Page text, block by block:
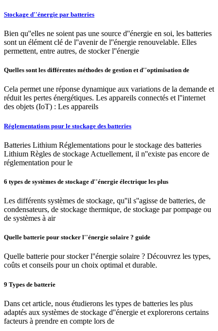
Stockage d''énergie par batteries
Bien qu''elles ne soient pas une source d''énergie en soi, les batteries
sont un élément clé de l''avenir de l''énergie renouvelable. Elles
permettent, entre autres, de stocker l''énergie
Quelles sont les différentes méthodes de gestion et d''optimisation de
Cela permet une réponse dynamique aux variations de la demande et
réduit les pertes énergétiques. Les appareils connectés et l''internet
des objets (IoT) : Les appareils
Réglementations pour le stockage des batteries
Batteries Lithium Réglementations pour le stockage des batteries
Lithium Règles de stockage Actuellement, il n''existe pas encore de
réglementation pour le
6 types de systèmes de stockage d''énergie électrique les plus
Les différents systèmes de stockage, qu''il s''agisse de batteries, de
condensateurs, de stockage thermique, de stockage par pompage ou
de systèmes à air
Quelle batterie pour stocker l''énergie solaire ? guide
Quelle batterie pour stocker l''énergie solaire ? Découvrez les types,
coûts et conseils pour un choix optimal et durable.
9 Types de batterie
Dans cet article, nous étudierons les types de batteries les plus
adaptés aux systèmes de stockage d''énergie et explorerons certains
facteurs à prendre en compte lors de